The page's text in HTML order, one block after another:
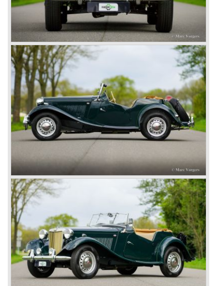
De vooroorlogse TB en de naoorlogse typen TC, TD en
TF met hun vooroorlogse vormgeving werden in 1955
opgevolgd door de MG A roadster die vanaf 1956 ook als
De succesvolle MG A werd in 1962 opgevolgd door de
nog succesvollere, strak en sierlijk gelijnde MG B. Ook dit
model vond zijn weg wederom grotendeels naar Amerika.
De MG B was leverbaar als roadster, en als 2+2 coupé
"GT" genaamd.
Doordat BMC de Austin Healey in 1967 uit productie had
genomen was er wederom behoefte aan een zescilinder
sportwagen uit de BMC stal waardoor eind 1967 de MG C
het levenslicht zag.
Dit was een MG B met een 145 pk. leverende Austin
zescilindermotor. De auto kon deze opvolging echter niet
waarmaken doordat de wegligging minder lichtvoetig was
dan die van een gewone vier cilinder MG B, en de
uitstraling niet van Austin Healey kaliber was. De motor
was eigenlijk te zwaar voor de compacte en lichte MG. De
Austin Healey opvolger zou uiteindelijk toch uit, de nieuw
gefuseerde, British Leyland* stal komen en de naam
Triumph TR6 dragen vanaf 1968.
In 1973 kwam er een V8 variant van de MG B op de
markt; de MGB V8. Deze was voorzien van de krachtige,
volledig van aluminium vervaardigde, Rover (ook British
Leyland) 3.5 liter V8 motor. Deze V8 motor woog
nagenoeg hetzelfde als de gietijzeren MG B viercilinder
motor!
De MG B roadster en GT werden verkocht tot 1980 en
werden in de laatste vijf productie jaren, onder druk van
Amerikaanse regelgeving, aangepast met veiligheid
verhogende en emissie verlagende ingrepen. Dit